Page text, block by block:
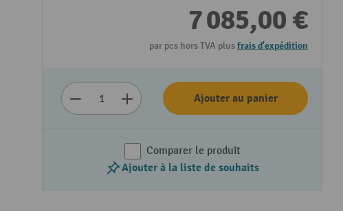
7 085,00 €
par pcs hors TVA plusfrais d'expédition
Ajouter au panier
Comparer le produit
Ajouter à la liste de souhaits